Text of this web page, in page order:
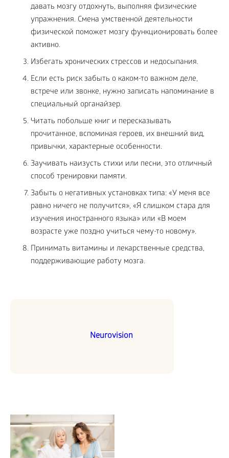
давать мозгу отдохнуть, выполняя физические
упражнения. Смена умственной деятельности
физической поможет мозгу функционировать более
активно.
Избегать хронических стрессов и недосыпания.
Если есть риск забыть о каком-то важном деле,
встрече или звонке, нужно записать напоминание в
специальный органайзер.
Читать побольше книг и пересказывать
прочитанное, вспоминая героев, их внешний вид,
привычки, характерные особенности.
Заучивать наизусть стихи или песни, это отличный
способ тренировки памяти.
Забыть о негативных установках типа: «У меня все
равно ничего не получится», «Я слишком стара для
изучения иностранного языка» или «В моем
возрасте уже поздно учиться чему-то новому».
Принимать витамины и лекарственные средства,
поддерживающие работу мозга.
Neurovision